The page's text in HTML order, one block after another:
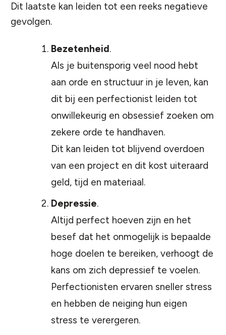
Dit laatste kan leiden tot een reeks negatieve
gevolgen.
Bezetenheid.
Als je buitensporig veel nood hebt
aan orde en structuur in je leven, kan
dit bij een perfectionist leiden tot
onwillekeurig en obsessief zoeken om
zekere orde te handhaven.
Dit kan leiden tot blijvend overdoen
van een project en dit kost uiteraard
geld, tijd en materiaal.
Depressie.
Altijd perfect hoeven zijn en het
besef dat het onmogelijk is bepaalde
hoge doelen te bereiken, verhoogt de
kans om zich depressief te voelen.
Perfectionisten ervaren sneller stress
en hebben de neiging hun eigen
stress te verergeren.